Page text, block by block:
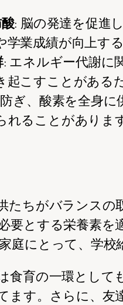
: 脳の発達を促進
学業成績が向上す
: エネルギー代謝に
起こすことがある
ぎ、酸素を全身
れることがあります
たちがバランスの
要とする栄養素
庭にとって、学校
食育の一環とし
ます。さらに、友